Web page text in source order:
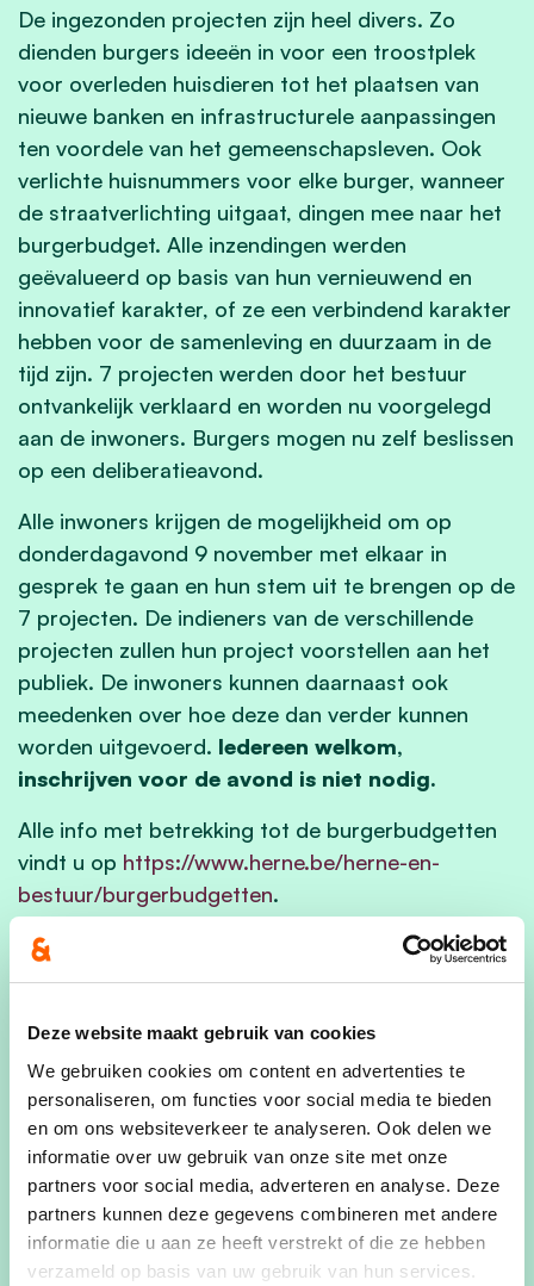
Deze website maakt gebruik van cookies
We gebruiken cookies om content en advertenties te
personaliseren, om functies voor social media te bieden
en om ons websiteverkeer te analyseren. Ook delen we
informatie over uw gebruik van onze site met onze
partners voor social media, adverteren en analyse. Deze
partners kunnen deze gegevens combineren met andere
informatie die u aan ze heeft verstrekt of die ze hebben
verzameld op basis van uw gebruik van hun services.
De ingezonden projecten zijn heel divers. Zo
dienden burgers ideeën in voor een troostplek
voor overleden huisdieren tot het plaatsen van
nieuwe banken en infrastructurele aanpassingen
ten voordele van het gemeenschapsleven. Ook
verlichte huisnummers voor elke burger, wanneer
de straatverlichting uitgaat, dingen mee naar het
burgerbudget. Alle inzendingen werden
geëvalueerd op basis van hun vernieuwend en
innovatief karakter, of ze een verbindend karakter
hebben voor de samenleving en duurzaam in de
tijd zijn. 7 projecten werden door het bestuur
ontvankelijk verklaard en worden nu voorgelegd
aan de inwoners. Burgers mogen nu zelf beslissen
op een deliberatieavond.
Alle inwoners krijgen de mogelijkheid om op
donderdagavond 9 november met elkaar in
gesprek te gaan en hun stem uit te brengen op de
7 projecten. De indieners van de verschillende
projecten zullen hun project voorstellen aan het
publiek. De inwoners kunnen daarnaast ook
meedenken over hoe deze dan verder kunnen
worden uitgevoerd. Iedereen welkom,
inschrijven voor de avond is niet nodig.
Alle info met betrekking tot de burgerbudgetten
vindt u op https://www.herne.be/herne-en-
bestuur/burgerbudgetten.
Voor meer informatie, kan u terecht bij:
kris.poelaert@herne.beof 0475 47 50 03
* bevoegd schepen Kris Degroote:
kris.degroote@herne.beof 0478 23 35 54